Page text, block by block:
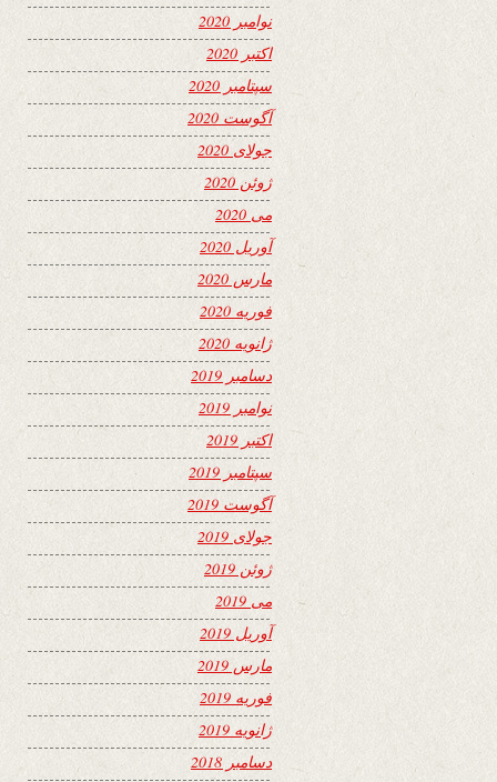
نوامبر 2020
اکتبر 2020
سپتامبر 2020
آگوست 2020
جولای 2020
ژوئن 2020
می 2020
آوریل 2020
مارس 2020
فوریه 2020
ژانویه 2020
دسامبر 2019
نوامبر 2019
اکتبر 2019
سپتامبر 2019
آگوست 2019
جولای 2019
ژوئن 2019
می 2019
آوریل 2019
مارس 2019
فوریه 2019
ژانویه 2019
دسامبر 2018